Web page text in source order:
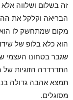
זה בשלום ושלווה
הבריאה וקלקל את
מקום שמתחשק לו
הוא כלא בלופ של
שגבר בטחונו העצמי
התדרדרה הזוגיות
תמצא אהבה גדולה
מסוגלים.